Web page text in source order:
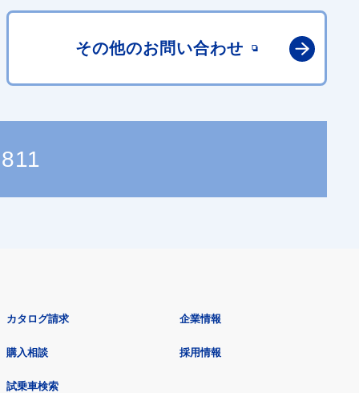
その他のお問い合わせ
カタログ請求
購入相談
試乗車検索
企業情報
採用情報